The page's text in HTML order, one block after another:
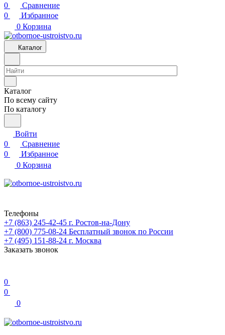
0
Сравнение
0
Избранное
0 Корзина
Каталог
Каталог
По всему сайту
По каталогу
Войти
0
Сравнение
0
Избранное
0 Корзина
Телефоны
+7 (863) 245-42-45 г. Ростов-на-Дону
+7 (800) 775-08-24 Бесплатный звонок по России
+7 (495) 151-88-24 г. Москва
Заказать звонок
0
0
0